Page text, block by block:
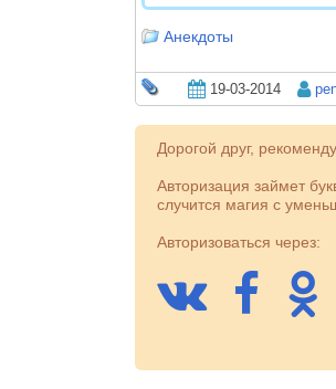
Анекдоты
19-03-2014
Дорогой друг,
Авторизация займет
случится магия с
Авторизоваться через: